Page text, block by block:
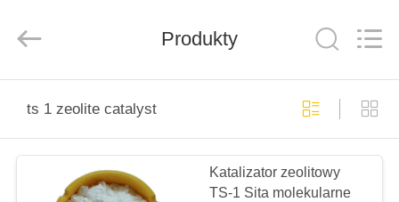
PRODUKTY
Rights
Produkty
ts 1 zeolite catalyst
Katalizator zeolitowy
TS-1 Sita molekularne